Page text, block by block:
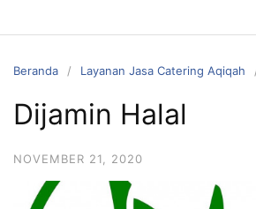
Beranda Layanan Jasa Catering Aqiqah
Dijamin Halal
NOVEMBER 21, 2020